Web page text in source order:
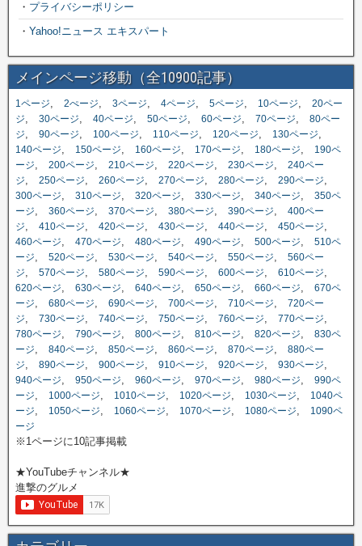
・ プライバシーポリシー
・ Yahoo!ニュース エキスパート
メインページ移動（全10900記事）
1ページ, 2ぺージ, 3ページ, 4ページ, 5ページ, 10ページ, 20ペー
ジ, 30ページ, 40ページ, 50ページ, 60ページ, 70ページ, 80ペー
ジ, 90ページ, 100ページ, 110ページ, 120ページ, 130ページ,
140ページ, 150ページ, 160ページ, 170ページ, 180ページ,
190ペ
ージ, 200ページ, 210ページ, 220ページ, 230ページ, 240ペー
ジ, 250ページ, 260ページ, 270ページ, 280ページ, 290ページ,
300ページ, 310ページ, 320ページ, 330ページ, 340ページ, 350ペ
ージ, 360ページ, 370ページ, 380ページ, 390ページ, 400ペー
ジ, 410ページ, 420ページ, 430ページ, 440ページ, 450ページ,
460ページ, 470ページ, 480ページ, 490ページ, 500ページ, 510ペ
ージ, 520ページ, 530ページ, 540ページ, 550ページ, 560ペー
ジ, 570ページ, 580ページ, 590ページ, 600ページ, 610ページ,
620ページ, 630ページ, 640ページ, 650ページ, 660ページ, 670ペ
ージ, 680ページ, 690ページ, 700ページ, 710ページ, 720ペー
ジ, 730ページ, 740ページ, 750ページ, 760ページ, 770ページ,
780ページ, 790ページ, 800ページ, 810ページ, 820ページ, 830ペ
ージ, 840ページ, 850ページ, 860ページ, 870ページ, 880ペー
ジ, 890ページ, 900ページ, 910ページ, 920ページ, 930ページ,
940ページ, 950ページ, 960ページ, 970ページ, 980ページ, 990ペ
ージ, 1000ページ, 1010ページ, 1020ページ, 1030ページ,
1040ペ
ージ, 1050ページ, 1060ページ, 1070ページ, 1080ページ,
1090ペ
ージ
※1ページに10記事掲載
★YouTubeチャンネル★
進撃のグルメ